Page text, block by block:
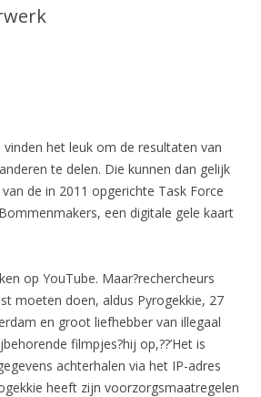
het leuk om de resultaten van
te delen. Die kunnen dan gelijk
de in 2011 opgerichte Task Force
een digitale gele kaart
op YouTube. Maar?rechercheurs
moeten doen, aldus Pyrogekkie, 27
en groot liefhebber van illegaal
filmpjes?hij op,??’Het is
achterhalen via het IP-adres
heeft zijn voorzorgsmaatregelen